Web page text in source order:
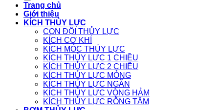
Trang chủ
Giới thiệu
KÍCH THỦY LỰC
CON ĐỘI THỦY LỰC
KÍCH CƠ KHÍ
KÍCH MÓC THỦY LỰC
KÍCH THỦY LỰC 1 CHIỀU
KÍCH THỦY LỰC 2 CHIỀU
KÍCH THỦY LỰC MỎNG
KÍCH THỦY LỰC NGẮN
KÍCH THỦY LỰC VÒNG HẢM
KÍCH THỦY LỰC RỖNG TÂM